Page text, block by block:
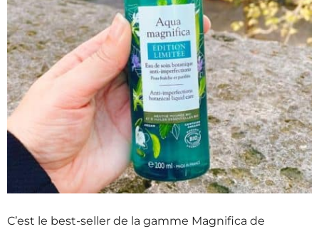
C’est le best-seller de la gamme Magnifica de